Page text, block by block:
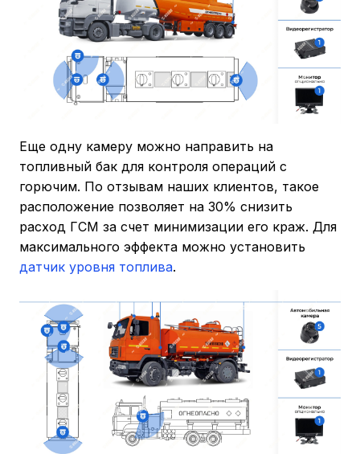
Еще одну камеру можно направить на
топливный бак для контроля операций с
горючим. По отзывам наших клиентов, такое
расположение позволяет на 30% снизить
расход ГСМ за счет минимизации его краж. Для
максимального эффекта можно установить
датчик уровня топлива.